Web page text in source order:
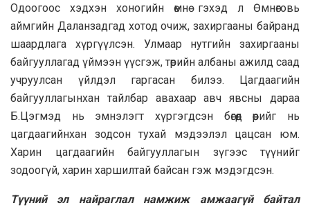
Одоогоос хэдхэн хоногийн өмнө гэхэд л Өмнөговь
аймгийн Даланзадгад хотод очиж, захиргааны байранд
шаардлага хүргүүлсэн. Улмаар нутгийн захиргааны
байгууллагад үймээн үүсгэж, төрийн албаны ажилд саад
учруулсан үйлдэл гаргасан билээ. Цагдаагийн
байгууллагынхан тайлбар авахаар авч явсны дараа
Б.Цэгмэд нь эмнэлэгт хүргэгдсэн бөгөөд өөрийг нь
цагдаагийнхан зодсон тухай мэдээлэл цацсан юм.
Харин цагдаагийн байгууллагын зүгээс түүнийг
зодоогүй, харин харшилтай байсан гэж мэдэгдсэн.
Түүний эл найраглал намжиж амжаагүй байтал